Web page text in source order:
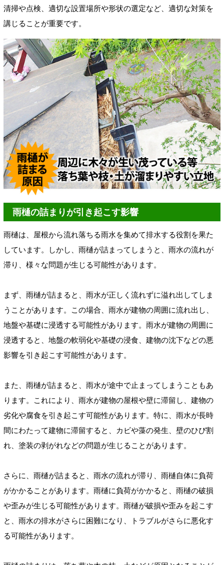
清掃や点検、適切な設置場所や形状の選定など、適切な対策を
講じることが重要です。
雨樋の詰まりが引き起こす影響
雨樋は、屋根から流れ落ちる雨水を集めて排水する役割を果た
しています。しかし、雨樋が詰まってしまうと、雨水の流れが
滞り、様々な問題が生じる可能性があります。
まず、雨樋が詰まると、雨水が正しく流れずに溢れ出してしま
うことがあります。この場合、雨水が建物の周囲に流れ出し、
地盤や基礎に浸透する可能性があります。雨水が建物の周囲に
浸透すると、地盤の軟弱化や基礎の浸食、建物の沈下などの悪
影響を引き起こす可能性があります。
また、雨樋が詰まると、雨水が途中で止まってしまうこともあ
ります。これにより、雨水が建物の屋根や壁に滞留し、建物の
劣化や腐食を引き起こす可能性があります。特に、雨水が長時
間にわたって建物に滞留すると、カビや藻の発生、壁のひび割
れ、塗装の剥がれなどの問題が生じることがあります。
さらに、雨樋が詰まると、雨水の流れが滞り、雨樋自体に負荷
がかかることがあります。雨樋に負荷がかかると、雨樋の破損
や歪みが生じる可能性があります。雨樋が破損や歪みを起こす
と、雨水の排水がさらに困難になり、トラブルがさらに悪化す
る可能性があります。